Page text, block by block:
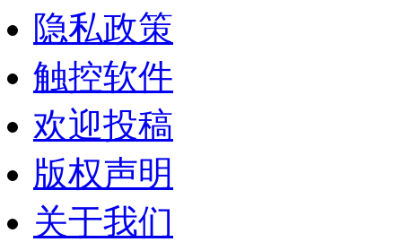
隐私政策
触控软件
欢迎投稿
版权声明
关于我们